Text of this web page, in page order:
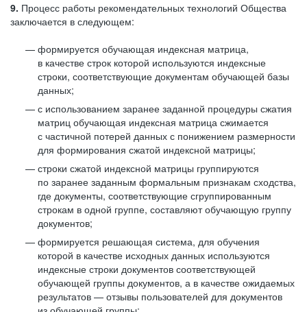
9. Процесс работы рекомендательных технологий Общества
заключается в следующем:
формируется обучающая индексная матрица,
в качестве строк которой используются индексные
строки, соответствующие документам обучающей базы
данных;
с использованием заранее заданной процедуры сжатия
матриц обучающая индексная матрица сжимается
с частичной потерей данных с понижением размерности
для формирования сжатой индексной матрицы;
строки сжатой индексной матрицы группируются
по заранее заданным формальным признакам сходства,
где документы, соответствующие сгруппированным
строкам в одной группе, составляют обучающую группу
документов;
формируется решающая система, для обучения
которой в качестве исходных данных используются
индексные строки документов соответствующей
обучающей группы документов, а в качестве ожидаемых
результатов — отзывы пользователей для документов